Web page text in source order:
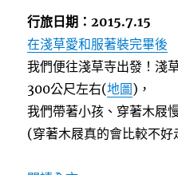
行旅日期：2015.7.15
在淺草愛和服著裝完畢後
我們便往淺草寺出發！淺
300公尺左右(地圖)，
我們帶著小孩、穿著木屐
(穿著木屐真的會比較不好